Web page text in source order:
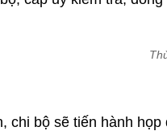
chi bộ sẽ tiến hành